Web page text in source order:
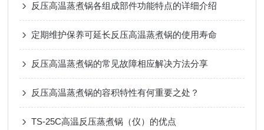
反压高温蒸煮锅各组成部件功能特点的详细介绍
定期维护保养可延长反压高温蒸煮锅的使用寿命
反压高温蒸煮锅的常见故障相应解决方法分享
反压高温蒸煮锅的容积特性有何重要之处？
TS-25C高温反压蒸煮锅（仪）的优点